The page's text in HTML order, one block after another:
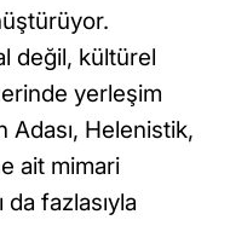
değil, kültürel
yerleşim
Adası, Helenistik,
ait mimari
da fazlasıyla